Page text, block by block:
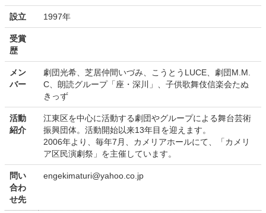
設立 1997年
受賞
歴
メン
バー
劇団光希、芝居仲間いづみ、こうとうLUCE、劇団M.M.
C、朗読グループ「座・深川」、子供歌舞伎信楽会たぬ
きっず
活動
紹介
江東区を中心に活動する劇団やグループによる舞台芸術
振興団体。活動開始以来13年目を迎えます。
2006年より、毎年7月、カメリアホールにて、「カメリ
ア区民演劇祭」を主催しています。
問い
合わ
せ先
engekimaturi@yahoo.co.jp